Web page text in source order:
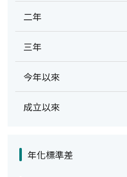
二年
三年
今年以來
成立以來
年化標準差